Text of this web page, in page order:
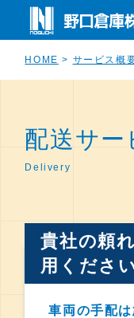
HOME > サービス概
配送サー
Delivery
貴社の頼
用くださ
車両の手配